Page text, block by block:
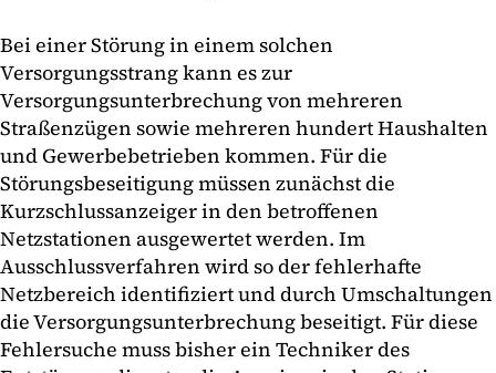
Bei einer Störung in einem solchen
Versorgungsstrang kann es zur
Versorgungsunterbrechung von mehreren
Straßenzügen sowie mehreren hundert Haushalten
und Gewerbebetrieben kommen. Für die
Störungsbeseitigung müssen zunächst die
Kurzschlussanzeiger in den betroffenen
Netzstationen ausgewertet werden. Im
Ausschlussverfahren wird so der fehlerhafte
Netzbereich identifiziert und durch Umschaltungen
die Versorgungsunterbrechung beseitigt. Für diese
Fehlersuche muss bisher ein Techniker des